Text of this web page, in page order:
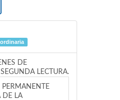
DE
LECTURA.
DE LA